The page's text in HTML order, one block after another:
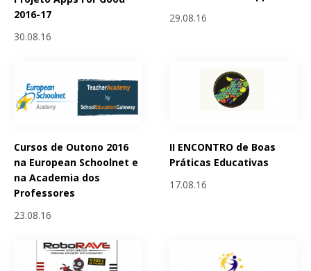
2016-17
30.08.16
29.08.16
Cursos de Outono 2016
na European Schoolnet e
na Academia dos
Professores
23.08.16
II ENCONTRO de Boas
Práticas Educativas
17.08.16